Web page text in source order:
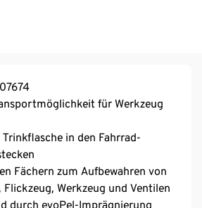
für Werkzeug
Trinkflasche in den Fahrrad-
Fächern zum Aufbewahren von
Flickzeug, Werkzeug und Ventilen
durch evoPel-Imprägnierung